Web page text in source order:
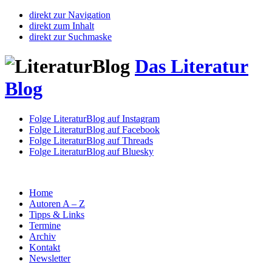
direkt zur Navigation
direkt zum Inhalt
direkt zur Suchmaske
Das Literatur
Blog
Folge LiteraturBlog auf Instagram
Folge LiteraturBlog auf Facebook
Folge LiteraturBlog auf Threads
Folge LiteraturBlog auf Bluesky
Home
Autoren A – Z
Tipps & Links
Termine
Archiv
Kontakt
Newsletter